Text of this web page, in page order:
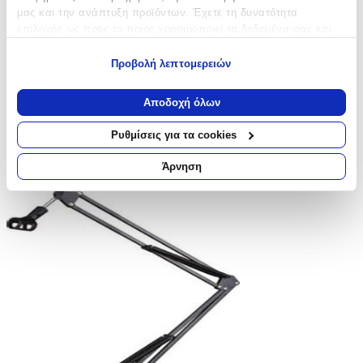
μας και την ανάπτυξη προϊόντων. Έχετε τη δυνατότητα
Να συλλέξουμε πληροφορίες σχετικά με τη γεωγραφική
σας τοποθεσία, οι οποίες μπορεί να είναι ακριβείς σε
απόσταση μερικών μέτρων
Να αναγνωρίσουμε τη συσκευή σας σαρώνοντας ενεργά
για συγκεκριμένα χαρακτηριστικά (δακτυλικό αποτύπωμα)
Μάθετε περισσότερα σχετικά με τον τρόπο επεξεργασίας των
προσωπικών σας δεδομένων και καθορίστε τις προτιμήσεις σας
στηνενότητα “Λεπτομέρειες”
ανακαλέσετε τη συγκατάθεσή σας ανά πάσα στιγμή από τη
Χρησιμοποιούμε cookies ώστε η τοποθεσία μας να λειτουργεί
σωστά, να εξατομικεύουμε περιεχόμενο και διαφημίσεις, να
παρέχουμε λειτουργίες μέσων κοινωνικής δικτύωσης και να
αναλύουμε την κυκλοφορία μας. Εμείς και οι 1022 συνεργάτες
μας επεξεργαζόμαστε προσωπικά σας δεδομένα, π.χ. τη
διεύθυνση IP σας, χρησιμοποιώντας τεχνολογία όπως cookies
Προβολή λεπτομερειών
Αποδοχή όλων
Ρυθμίσεις για τα cookies
Άρνηση